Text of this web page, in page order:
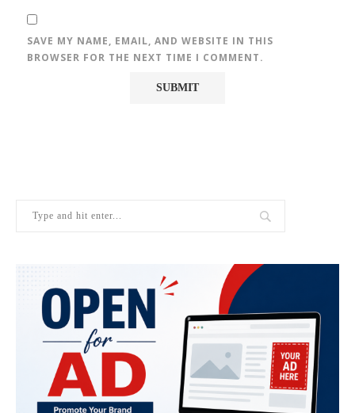
SAVE MY NAME, EMAIL, AND WEBSITE IN THIS
BROWSER FOR THE NEXT TIME I COMMENT.